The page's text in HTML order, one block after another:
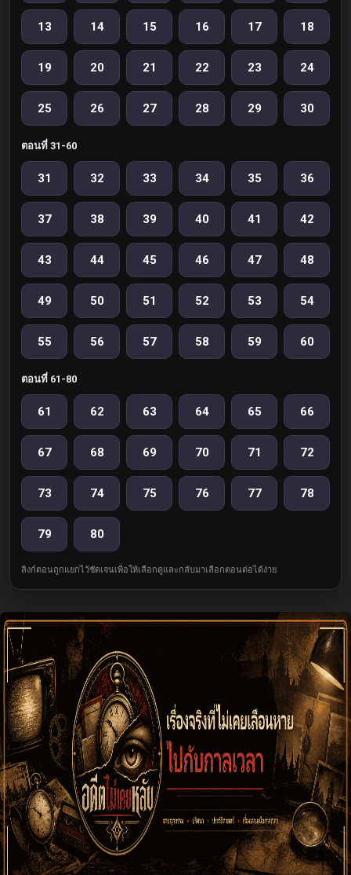
13 14 15 16 17 18
19 20 21 22 23 24
25 26 27 28 29 30
ตอนที่ 31-60
31 32 33 34 35 36
37 38 39 40 41 42
43 44 45 46 47 48
49 50 51 52 53 54
55 56 57 58 59 60
ตอนที่ 61-80
61 62 63 64 65 66
67 68 69 70 71 72
73 74 75 76 77 78
79 80
ลิงก์ตอนถูกแยกไว้ชัดเจนเพื่อให้เลือกดูและกลับมาเลือกตอนต่อได้ง่าย